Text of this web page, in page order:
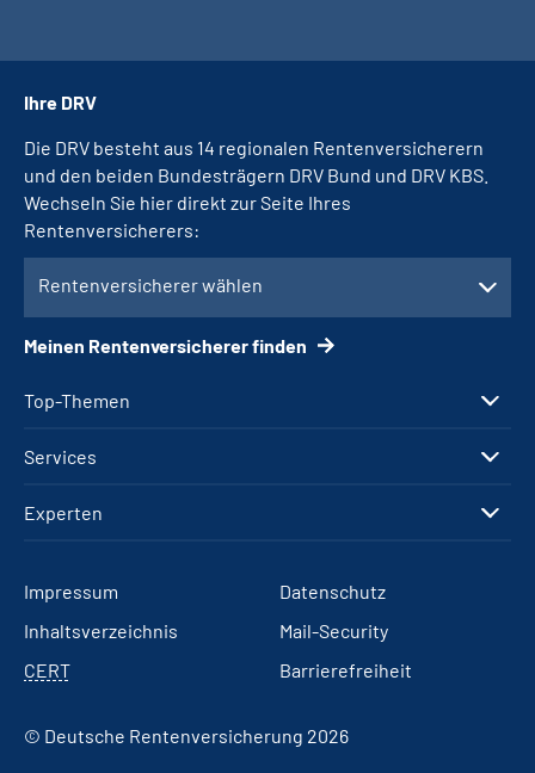
Top-Themen
Services
Experten
Ihre DRV
Die DRV besteht aus 14 regionalen Rentenversicherern
und den beiden Bundesträgern DRV Bund und DRV KBS.
Wechseln Sie hier direkt zur Seite Ihres
Rentenversicherers:
Rentenversicherer wählen
Meinen Rentenversicherer finden
Impressum
Datenschutz
Inhaltsverzeichnis
Mail-Security
CERT
Barrierefreiheit
© Deutsche Rentenversicherung 2026